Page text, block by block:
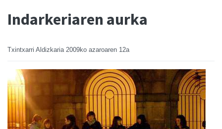
Indarkeriaren aurka
Txintxarri Aldizkaria 2009ko azaroaren 12a